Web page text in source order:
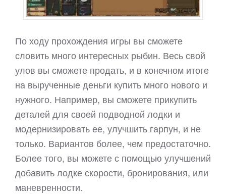
По ходу прохождения игры вы сможете
словить много интересных рыбин. Весь свой
улов вы сможете продать, и в конечном итоге
на вырученные деньги купить много нового и
нужного. Например, вы сможете прикупить
деталей для своей подводной лодки и
модернизировать ее, улучшить гарпун, и не
только. Вариантов более, чем предостаточно.
Более того, вы можете с помощью улучшений
добавить лодке скорости, бронирования, или
маневренности.